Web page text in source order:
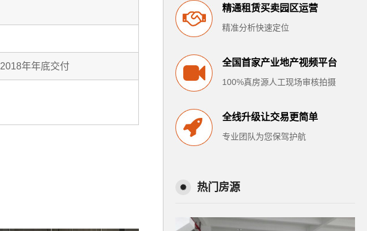
2018年年底交付
精通租赁买卖园区运营
精准分析快速定位
全国首家产业地产视频平台
100%真房源人工现场审核拍摄
全线升级让交易更简单
专业团队为您保驾护航
热门房源